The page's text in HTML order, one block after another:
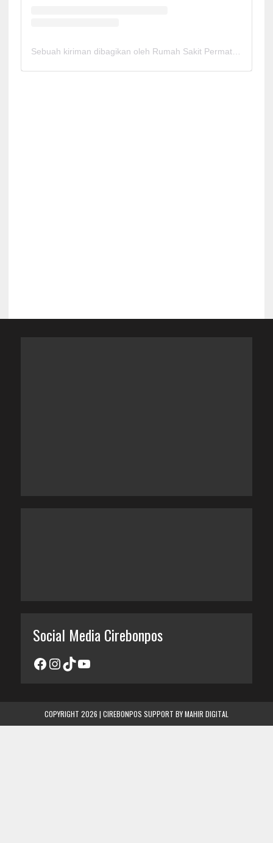
Sebuah kiriman dibagikan oleh Rumah Sakit Permata Cirebon (@rspermatacirebon)
Social Media Cirebonpos
COPYRIGHT 2026 | CIREBONPOS SUPPORT BYMAHIR DIGITAL